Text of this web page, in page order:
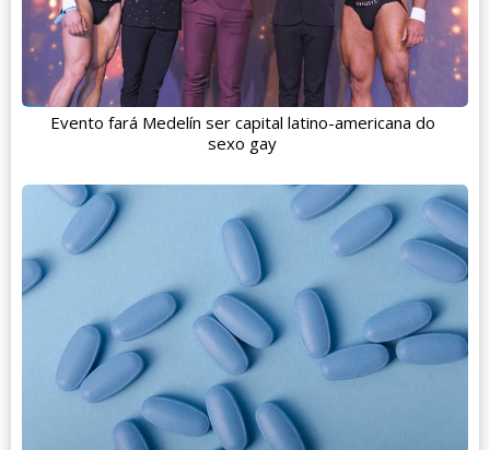
Evento fará Medelín ser capital latino-americana do
sexo gay